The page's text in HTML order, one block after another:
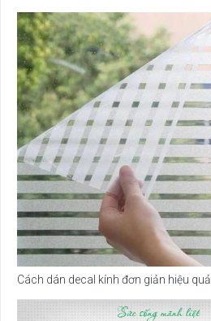
Cách dán decal kính đơn giản hiệu quả